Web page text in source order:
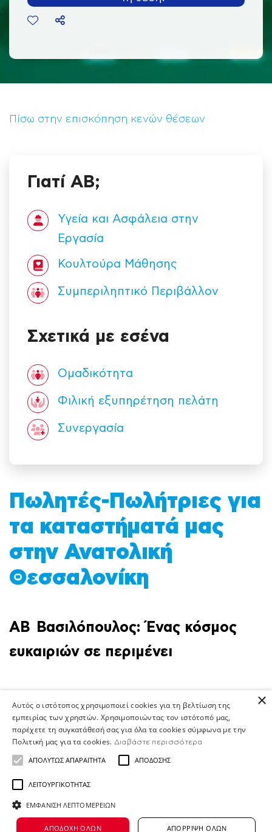
Πίσω στην επισκόπηση κενών θέσεων
Γιατί ΑΒ;
Υγεία και Ασφάλεια στην
Εργασία
Κουλτούρα Mάθησης
Συμπεριληπτικό Περιβάλλον
Σχετικά με εσένα
Ομαδικότητα
Φιλική εξυπηρέτηση πελάτη
Συνεργασία
Πωλητές-Πωλήτριες για
τα καταστήματά μας
στην Ανατολική
Θεσσαλονίκη
ΑΒ Βασιλόπουλος: Ένας κόσμος
ευκαιριών σε περιμένει
Στην ΑΒ Βασιλόπουλος, είμαστε
περισσότεροι από 12.000 άνθρωποι
που μοιραζόμαστε τον ίδιο σκοπό: να δίνουμε
εαυτό για
να κάνουμε τη διαφορά στις ζωές των
- από καταστήματα
×
Αυτός ο ιστότοπος χρησιμοποιεί cookies για τη βελτίωση της
εμπειρίας των χρηστών. Χρησιμοποιώντας τον ιστότοπό μας,
παρέχετε τη συγκατάθεσή σας για όλα τα cookies σύμφωνα με την
Πολιτική μας για τα cookies. Διαβάστε περισσότερα
ΑΠΟΛΎΤΩΣ ΑΠΑΡΑΊΤΗΤΑ ΑΠΌΔΟΣΗΣ
ΛΕΙΤΟΥΡΓΙΚΌΤΗΤΑΣ
ΕΜΦΆΝΙΣΗ ΛΕΠΤΟΜΕΡΕΙΏΝ
ΑΠΟΔΟΧΉ ΌΛΩΝ ΑΠΌΡΡΙΨΗ ΌΛΩΝ